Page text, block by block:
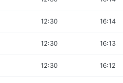
12:30 16:14
12:30 16:13
12:30 16:12